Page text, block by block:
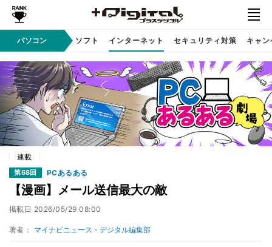
パソコン
AI PC 周辺機器 ソフト インターネット セキュリティ対策 キャ
連載
第68回 PCあるある
【漫画】メール送信最大の敵
掲載日 2026/05/29 08:00
著者： マイナビニュース・デジタル編集部